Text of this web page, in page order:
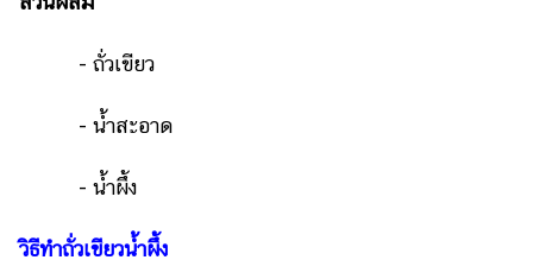
- ถั่วเขียว
- น้ำสะอาด
- น้ำผึ้ง
วิธีทำถั่วเขียวน้ำผึ้ง